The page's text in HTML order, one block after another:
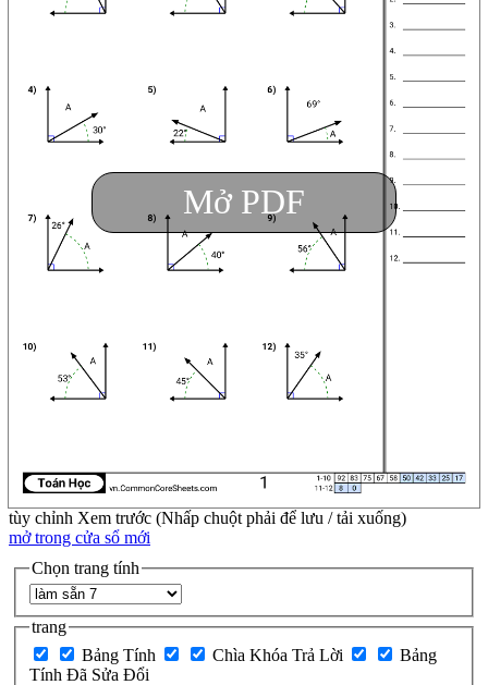
Mở PDF
tùy chỉnh Xem trước (Nhấp chuột phải để lưu / tải xuống)
mở trong cửa sổ mới
Chọn trang tính
trang
Bảng Tính
Chìa Khóa Trả Lời
Bảng
Tính Đã Sửa Đổi